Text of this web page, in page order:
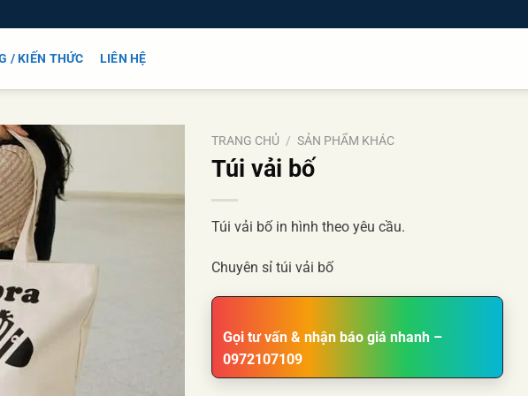
/ KIẾN THỨC LIÊN HỆ
TRANG CHỦ / SẢN PHẨM KHÁC
Túi vải bố
Túi vải bố in hình theo yêu cầu.
Chuyên sỉ túi vải bố
Gọi tư vấn & nhận báo giá nhanh –
0972107109